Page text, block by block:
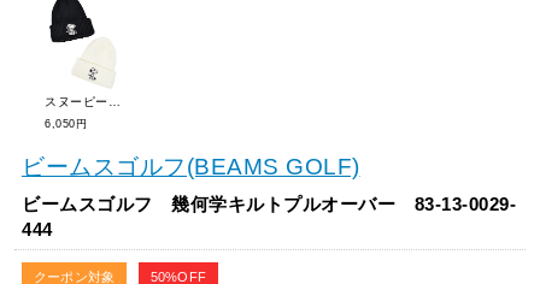
6,050円
ビームスゴルフ(BEAMS GOLF)
ビームスゴルフ 幾何学キルトプルオーバー 83-13-0029-
444
クーポン対象 50%OFF